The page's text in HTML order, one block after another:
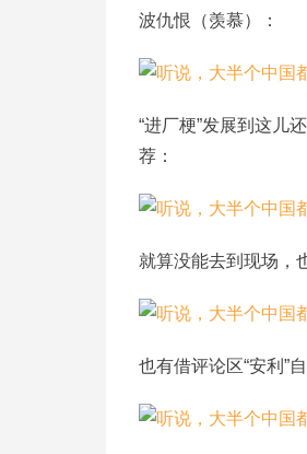
波仇恨（羡慕）：
“进厂梗”发展到这儿
荐：
就算没能去到现场，
也有借评论区“安利”